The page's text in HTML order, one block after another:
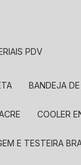
PDV
BANDEJA
COOLER
E TESTEIRA